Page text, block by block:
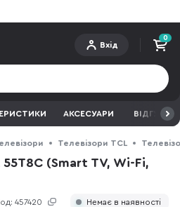
Вхід
0
АКСЕСУАРИ ВІДГУКИ
Телевізори TCL
55T8C (Smart TV, Wi-Fi,
457420 Немає в наявності